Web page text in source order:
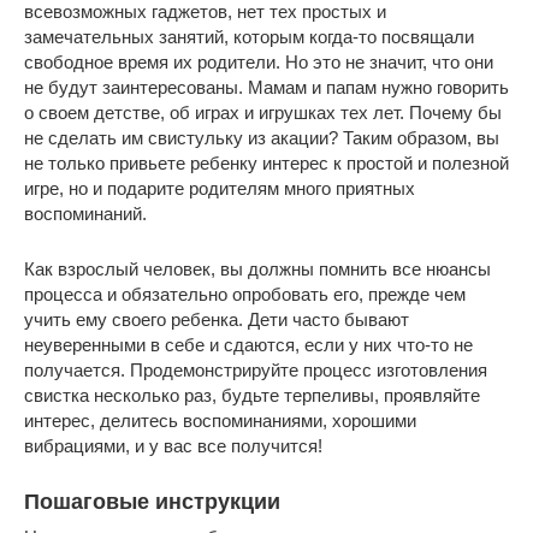
всевозможных гаджетов, нет тех простых и
замечательных занятий, которым когда-то посвящали
свободное время их родители. Но это не значит, что они
не будут заинтересованы. Мамам и папам нужно говорить
о своем детстве, об играх и игрушках тех лет. Почему бы
не сделать им свистульку из акации? Таким образом, вы
не только привьете ребенку интерес к простой и полезной
игре, но и подарите родителям много приятных
воспоминаний.
Как взрослый человек, вы должны помнить все нюансы
процесса и обязательно опробовать его, прежде чем
учить ему своего ребенка. Дети часто бывают
неуверенными в себе и сдаются, если у них что-то не
получается. Продемонстрируйте процесс изготовления
свистка несколько раз, будьте терпеливы, проявляйте
интерес, делитесь воспоминаниями, хорошими
вибрациями, и у вас все получится!
Пошаговые инструкции